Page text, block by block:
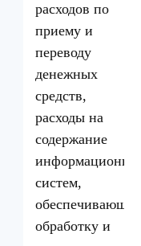
расходов по
приему и
переводу
денежных
средств,
расходы на
содержание
систем,
обработку и